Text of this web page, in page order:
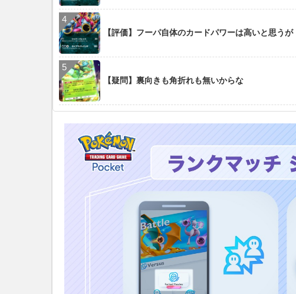
【評価】フーパ自体のカードパワーは高いと思うが
【疑問】裏向きも角折れも無いからな